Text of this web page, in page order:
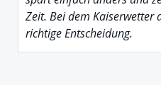
Zeit. Bei dem Kaiserwetter
richtige Entscheidung.